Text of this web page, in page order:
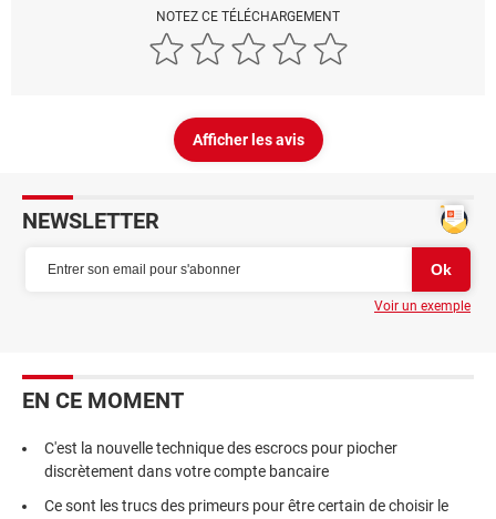
NOTEZ CE TÉLÉCHARGEMENT
Afficher les avis
NEWSLETTER
Voir un exemple
EN CE MOMENT
C'est la nouvelle technique des escrocs pour piocher
discrètement dans votre compte bancaire
Ce sont les trucs des primeurs pour être certain de choisir le